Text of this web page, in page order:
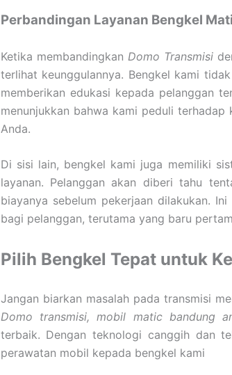
Perbandingan Layanan Bengkel
Ketika membandingkan Domo Transmisi
terlihat keunggulannya. Bengkel kami
memberikan edukasi kepada pelanggan
menunjukkan bahwa kami peduli
Anda.
Di sisi lain, bengkel kami juga memiliki
layanan. Pelanggan akan diberi tahu
biayanya sebelum pekerjaan dilakukan.
bagi pelanggan, terutama yang baru
Pilih Bengkel Tepat untuk
Jangan biarkan masalah pada transmisi
Domo transmisi, mobil matic bandung
terbaik. Dengan teknologi canggih dan
perawatan mobil kepada bengkel kami